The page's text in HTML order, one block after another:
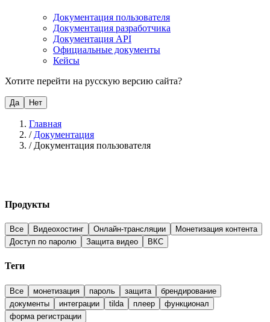
Документация пользователя
Документация разработчика
Документация API
Официальные документы
Кейсы
Хотите перейти на русскую версию сайта?
Да Нет
Главная
/ Документация
/ Документация пользователя
Продукты
Все Видеохостинг Онлайн-трансляции
Монетизация контента
Доступ по паролю
Защита видео ВКС
Теги
Все монетизация пароль защита
брендирование
документы
интеграции tilda плеер
функционал
форма регистрации